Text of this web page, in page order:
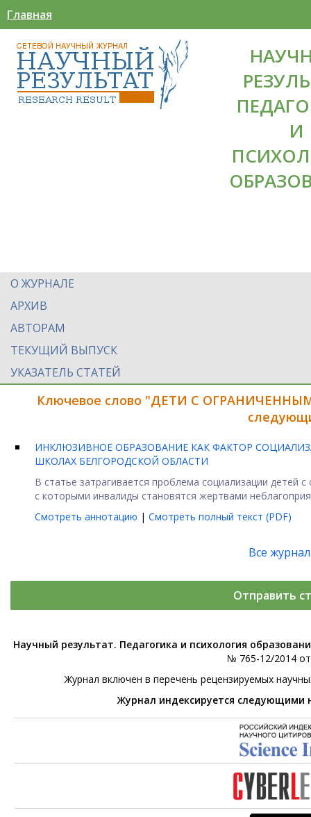
Главная
И
О ЖУРНАЛЕ
АРХИВ
АВТОРАМ
ТЕКУЩИЙ ВЫПУСК
УКАЗАТЕЛЬ СТАТЕЙ
Ключевое слово "ДЕТИ С
ИНКЛЮЗИВНОЕ ОБРАЗОВАНИЕ КАК ФАКТОР
ШКОЛАХ БЕЛГОРОДСКОЙ ОБЛАСТИ
В статье затрагивается проблема социализации
с которыми инвалиды становятся жертвами
Смотреть аннотацию | Смотреть полный текст (PDF)
Все
Отправить
Научный результат. Педагогика и психология
№ 765-12/2014
Журнал включен в перечень рецензируемых
Журнал индексируется